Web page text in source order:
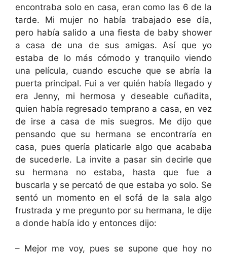
encontraba solo en casa, eran como las 6 de la
tarde. Mi mujer no había trabajado ese día,
pero había salido a una fiesta de baby shower
a casa de una de sus amigas. Así que yo
estaba de lo más cómodo y tranquilo viendo
una película, cuando escuche que se abría la
puerta principal. Fui a ver quién había llegado y
era Jenny, mi hermosa y deseable cuñadita,
quien había regresado temprano a casa, en vez
de irse a casa de mis suegros. Me dijo que
pensando que su hermana se encontraría en
casa, pues quería platicarle algo que acababa
de sucederle. La invite a pasar sin decirle que
su hermana no estaba, hasta que fue a
buscarla y se percató de que estaba yo solo. Se
sentó un momento en el sofá de la sala algo
frustrada y me pregunto por su hermana, le dije
a donde había ido y entonces dijo:
– Mejor me voy, pues se supone que hoy no